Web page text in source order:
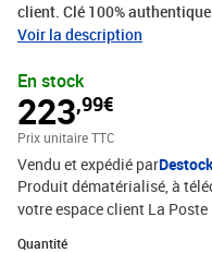
client. Clé 100%
64 bits). Logiciel à
fiable ! Facture avec TVA.
Voir la description
En stock
223,99€
Prix unitaire TTC
Vendu et expédié par
Produit dématérialisé, à
votre espace client La Poste
Quantité
Quantité : 1